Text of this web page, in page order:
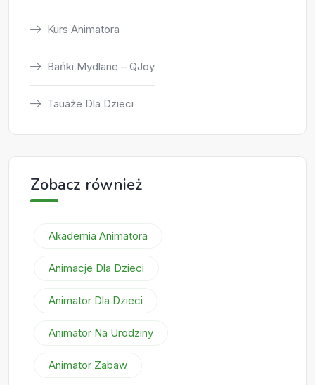
Kurs Animatora
Bańki Mydlane – QJoy
Tauaże Dla Dzieci
Zobacz również
Akademia Animatora
Animacje Dla Dzieci
Animator Dla Dzieci
Animator Na Urodziny
Animator Zabaw